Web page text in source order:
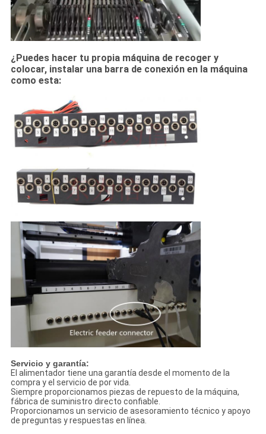
¿Puedes hacer tu propia máquina de recoger y
colocar, instalar una barra de conexión en la máquina
como esta:
Servicio y garantía:
El alimentador tiene una garantía desde el momento de la
compra y el servicio de por vida.
Siempre proporcionamos piezas de repuesto de la máquina,
fábrica de suministro directo confiable.
Proporcionamos un servicio de asesoramiento técnico y apoyo
de preguntas y respuestas en línea.